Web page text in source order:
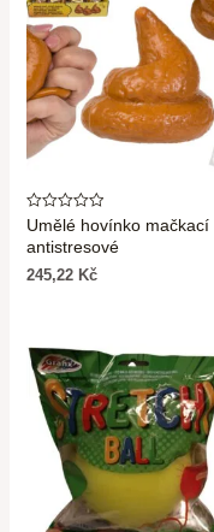
Hodnocení
0
z
Umělé hovínko mačkací
antistresové
245,22 Kč